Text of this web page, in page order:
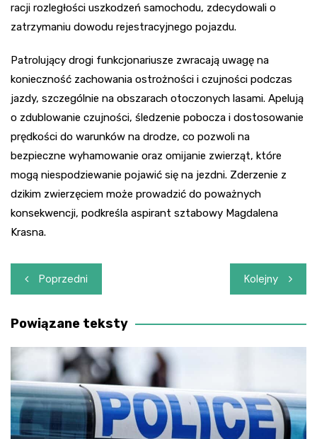
racji rozległości uszkodzeń samochodu, zdecydowali o
zatrzymaniu dowodu rejestracyjnego pojazdu.
Patrolujący drogi funkcjonariusze zwracają uwagę na
konieczność zachowania ostrożności i czujności podczas
jazdy, szczególnie na obszarach otoczonych lasami. Apelują
o zdublowanie czujności, śledzenie pobocza i dostosowanie
prędkości do warunków na drodze, co pozwoli na
bezpieczne wyhamowanie oraz omijanie zwierząt, które
mogą niespodziewanie pojawić się na jezdni. Zderzenie z
dzikim zwierzęciem może prowadzić do poważnych
konsekwencji, podkreśla aspirant sztabowy Magdalena
Krasna.
Nawigacja
wpisu
Poprzedni Kolejny
Powiązane teksty